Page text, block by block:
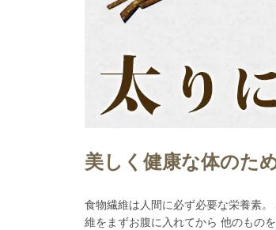
美しく健康な体のた
食物繊維は人間に必ず必要な栄養素
維をまずお腹に入れてから 他のもの